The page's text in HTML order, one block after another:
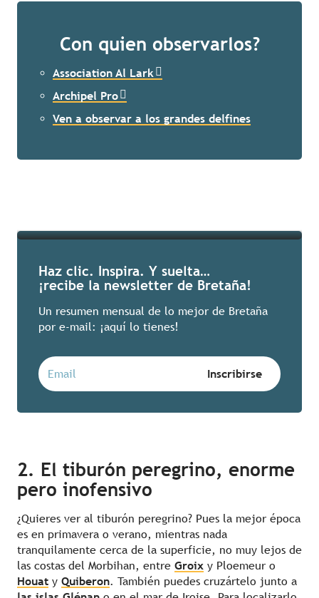
Con quien observarlos?
Association Al Lark
Archipel Pro
Ven a observar a los grandes delfines
Nuestras listas
Haz clic. Inspira. Y suelta…
¡recibe la newsletter de Bretaña!
Un resumen mensual de lo mejor de Bretaña
por e-mail: ¡aquí lo tienes!
2. El tiburón peregrino, enorme
pero inofensivo
¿Quieres ver al tiburón peregrino? Pues la mejor época
es en primavera o verano, mientras nada
tranquilamente cerca de la superficie, no muy lejos de
las costas del Morbihan, entre Groix y Ploemeur o
Houat y Quiberon. También puedes cruzártelo junto a